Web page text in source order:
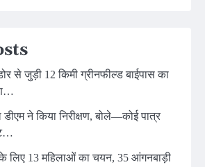
से जुड़ी 12 किमी ग्रीनफील्ड बाईपास का
ने किया निरीक्षण, बोले—कोई पात्र
लिए 13 महिलाओं का चयन, 35 आंगनबाड़ी